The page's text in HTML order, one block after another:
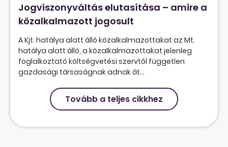
Jogviszonyváltás elutasítása – amire a
közalkalmazott jogosult
A Kjt. hatálya alatt álló közalkalmazottakat az Mt.
hatálya alatt álló, a közalkalmazottakat jelenleg
foglalkoztató költségvetési szervtől független
gazdasági társaságnak adnak át...
Tovább a teljes cikkhez